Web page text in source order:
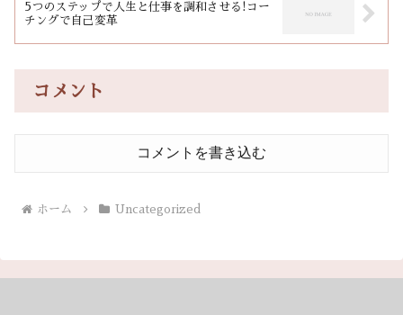
5つのステップで人生と仕事を調和させる!コー
チングで自己変革
コメント
コメントを書き込む
ホーム Uncategorized